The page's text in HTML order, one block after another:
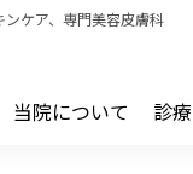
ケア、専門美容皮膚科
当院について 診